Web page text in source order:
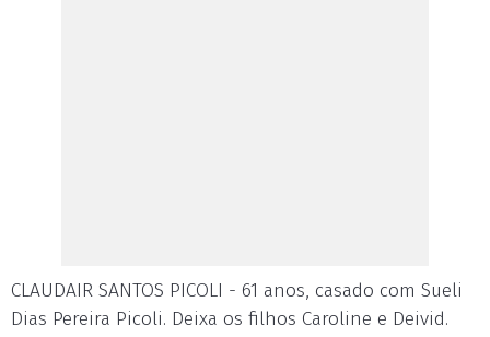
CLAUDAIR SANTOS PICOLI - 61 anos, casado com Sueli
Dias Pereira Picoli. Deixa os filhos Caroline e Deivid.